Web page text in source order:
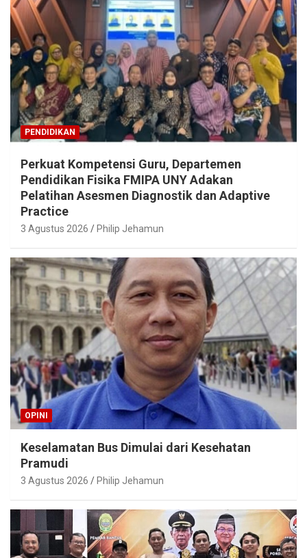
PENDIDIKAN
Perkuat Kompetensi Guru, Departemen
Pendidikan Fisika FMIPA UNY Adakan
Pelatihan Asesmen Diagnostik dan Adaptive
Practice
3 Agustus 2026 Philip Jehamun
OPINI
Keselamatan Bus Dimulai dari Kesehatan
Pramudi
3 Agustus 2026 Philip Jehamun